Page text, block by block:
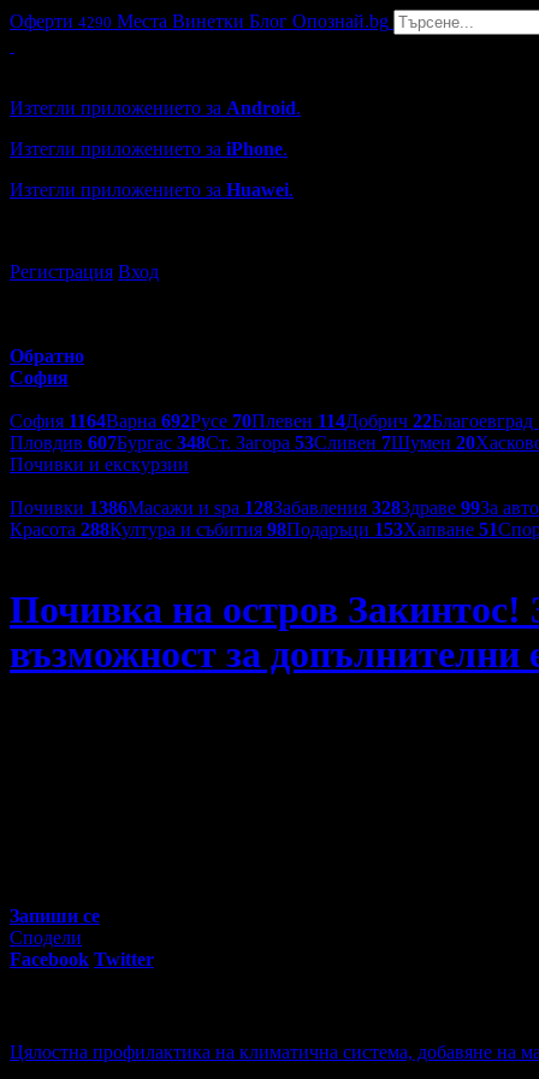
Оферти 4290 Места Винетки Блог Опознай.bg
Изтегли приложението за Android.
Изтегли приложението за iPhone.
Изтегли приложението за Huawei.
Регистрация Вход
Обратно
София
София 1164Варна 692Русе 70Плевен 114Добрич 22Благоевград
Пловдив 607Бургас 348Ст. Загора 53Сливен 7Шумен 20
Почивки и екскурзии
Почивки 1386Масажи и spa 128Забавления 328Здраве 99За
Красота 288Култура и събития 98Подаръци 153Хапване 51
Почивка на остров Закинтос!
възможност за
Запиши се
Сподели
Facebook Twitter
Цялостна профилактика на климатична система, добавяне на